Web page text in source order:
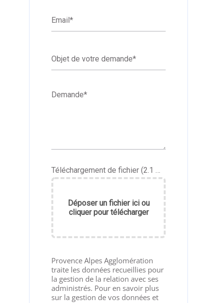
Email*
Objet de votre demande*
Demande*
Téléchargement de fichier (2.1 Mo maximum au format jpg, png, pdf, doc)
Déposer un fichier ici ou
cliquer pour télécharger
Provence Alpes Agglomération
traite les données recueillies pour
la gestion de la relation avec ses
administrés. Pour en savoir plus
sur la gestion de vos données et